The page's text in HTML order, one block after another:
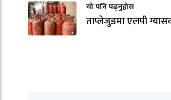
यो पनि पढ्नुहोस
ताप्लेजुङमा एलपी